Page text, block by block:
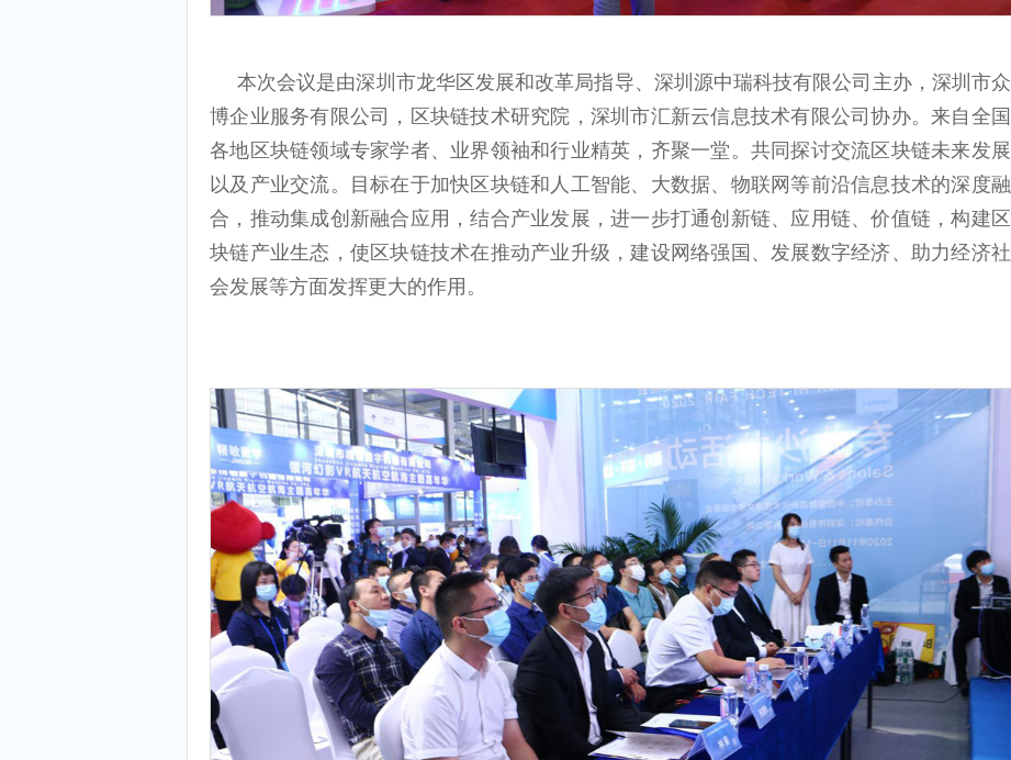
本次会议是由深圳市龙华区发展和改革局指导、深圳源中瑞科技有限公司主办，深圳市众
博企业服务有限公司，区块链技术研究院，深圳市汇新云信息技术有限公司协办。来自全国
各地区块链领域专家学者、业界领袖和行业精英，齐聚一堂。共同探讨交流区块链未来发展
以及产业交流。目标在于加快区块链和人工智能、大数据、物联网等前沿信息技术的深度融
合，推动集成创新融合应用，结合产业发展，进一步打通创新链、应用链、价值链，构建区
块链产业生态，使区块链技术在推动产业升级，建设网络强国、发展数字经济、助力经济社
会发展等方面发挥更大的作用。